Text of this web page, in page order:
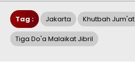
Tag : Jakarta Khutbah Jum'at
Tiga Do'a Malaikat Jibril